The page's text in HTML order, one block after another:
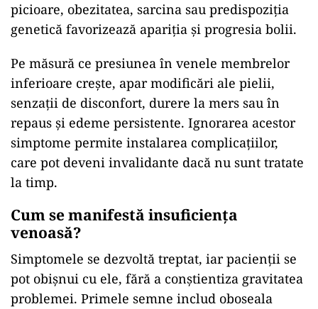
picioare, obezitatea, sarcina sau predispoziția
genetică favorizează apariția și progresia bolii.
Pe măsură ce presiunea în venele membrelor
inferioare crește, apar modificări ale pielii,
senzații de disconfort, durere la mers sau în
repaus și edeme persistente. Ignorarea acestor
simptome permite instalarea complicațiilor,
care pot deveni invalidante dacă nu sunt tratate
la timp.
Cum se manifestă insuficiența
venoasă?
Simptomele se dezvoltă treptat, iar pacienții se
pot obișnui cu ele, fără a conștientiza gravitatea
problemei. Primele semne includ oboseala